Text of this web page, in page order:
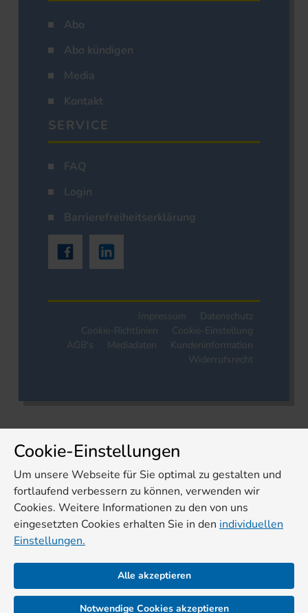
Abo
Abo kündigen
Media
Kontakt
SERVICE
FAQ
Login
Barrierefreiheitserklärung
Impressum
Datenschutz
Cookie-Richtlinien
Cookie-Einstellung
AGB's
Mediadaten
Kundeninformation
Widerrufsrecht
Cookie-Einstellungen
Um unsere Webseite für Sie optimal zu gestalten und
fortlaufend verbessern zu können, verwenden wir
Cookies. Weitere Informationen zu den von uns
eingesetzten Cookies erhalten Sie in den individuellen
Einstellungen.
Alle akzeptieren
Notwendige Cookies akzeptieren